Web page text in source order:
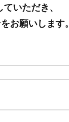
いただき、
お願いします。